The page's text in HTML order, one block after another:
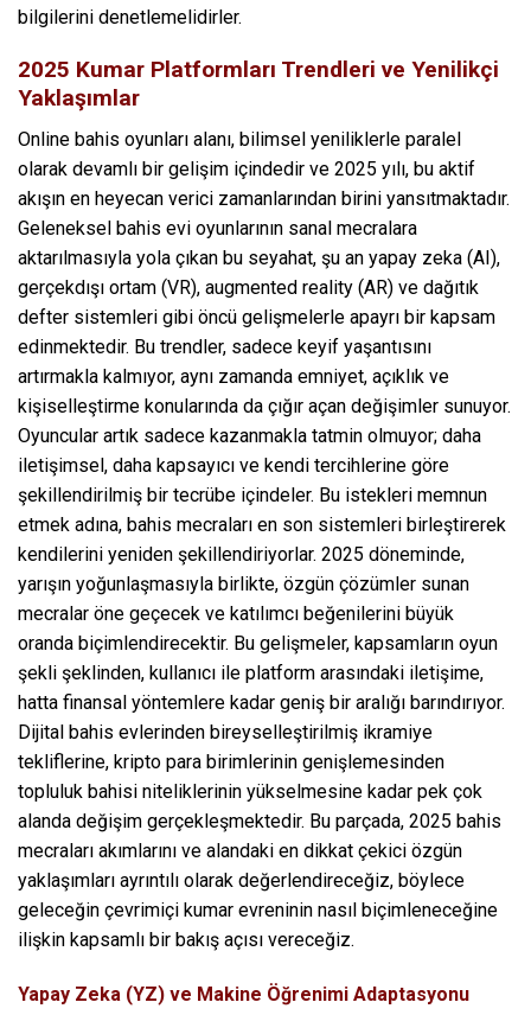
bilgilerini denetlemelidirler.
2025 Kumar Platformları Trendleri ve Yenilikçi
Yaklaşımlar
Online bahis oyunları alanı, bilimsel yeniliklerle paralel
olarak devamlı bir gelişim içindedir ve 2025 yılı, bu aktif
akışın en heyecan verici zamanlarından birini yansıtmaktadır.
Geleneksel bahis evi oyunlarının sanal mecralara
aktarılmasıyla yola çıkan bu seyahat, şu an yapay zeka (AI),
gerçekdışı ortam (VR), augmented reality (AR) ve dağıtık
defter sistemleri gibi öncü gelişmelerle apayrı bir kapsam
edinmektedir. Bu trendler, sadece keyif yaşantısını
artırmakla kalmıyor, aynı zamanda emniyet, açıklık ve
kişiselleştirme konularında da çığır açan değişimler sunuyor.
Oyuncular artık sadece kazanmakla tatmin olmuyor; daha
iletişimsel, daha kapsayıcı ve kendi tercihlerine göre
şekillendirilmiş bir tecrübe içindeler. Bu istekleri memnun
etmek adına, bahis mecraları en son sistemleri birleştirerek
kendilerini yeniden şekillendiriyorlar. 2025 döneminde,
yarışın yoğunlaşmasıyla birlikte, özgün çözümler sunan
mecralar öne geçecek ve katılımcı beğenilerini büyük
oranda biçimlendirecektir. Bu gelişmeler, kapsamların oyun
şekli şeklinden, kullanıcı ile platform arasındaki iletişime,
hatta finansal yöntemlere kadar geniş bir aralığı barındırıyor.
Dijital bahis evlerinden bireyselleştirilmiş ikramiye
tekliflerine, kripto para birimlerinin genişlemesinden
topluluk bahisi niteliklerinin yükselmesine kadar pek çok
alanda değişim gerçekleşmektedir. Bu parçada, 2025 bahis
mecraları akımlarını ve alandaki en dikkat çekici özgün
yaklaşımları ayrıntılı olarak değerlendireceğiz, böylece
geleceğin çevrimiçi kumar evreninin nasıl biçimleneceğine
ilişkin kapsamlı bir bakış açısı vereceğiz.
Yapay Zeka (YZ) ve Makine Öğrenimi Adaptasyonu